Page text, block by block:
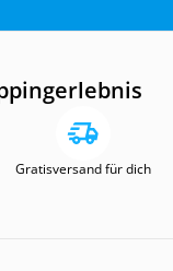
Gratisversand für dich